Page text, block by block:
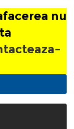
nu este
ne
nu